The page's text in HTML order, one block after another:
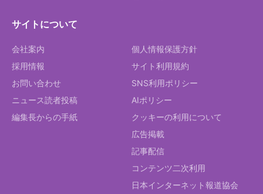
サイトについて
会社案内
採用情報
お問い合わせ
ニュース読者投稿
編集長からの手紙
個人情報保護方針
サイト利用規約
SNS利用ポリシー
AIポリシー
クッキーの利用について
広告掲載
記事配信
コンテンツ二次利用
日本インターネット報道協会